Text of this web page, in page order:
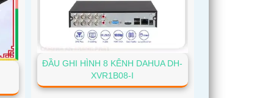
ĐẦU GHI HÌNH 8 KÊNH DAHUA DH-
XVR1B08-I